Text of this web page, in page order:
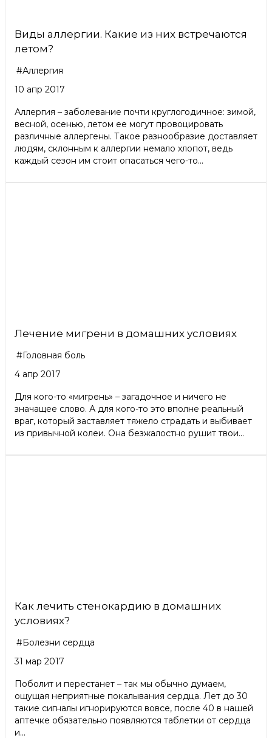
Виды аллергии. Какие из них встречаются
летом?
#Аллергия
10 апр 2017
Аллергия – заболевание почти круглогодичное: зимой,
весной, осенью, летом ее могут провоцировать
различные аллергены. Такое разнообразие доставляет
людям, склонным к аллергии немало хлопот, ведь
каждый сезон им стоит опасаться чего-то...
Лечение мигрени в домашних условиях
#Головная боль
4 апр 2017
Для кого-то «мигрень» – загадочное и ничего не
значащее слово. А для кого-то это вполне реальный
враг, который заставляет тяжело страдать и выбивает
из привычной колеи. Она безжалостно рушит твои...
Как лечить стенокардию в домашних
условиях?
#Болезни сердца
31 мар 2017
Поболит и перестанет – так мы обычно думаем,
ощущая неприятные покалывания сердца. Лет до 30
такие сигналы игнорируются вовсе, после 40 в нашей
аптечке обязательно появляются таблетки от сердца
и...